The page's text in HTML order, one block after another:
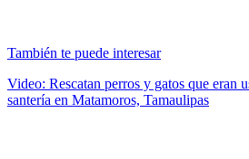
También te puede interesar
Video: Rescatan perros y gatos que eran
santería en Matamoros, Tamaulipas